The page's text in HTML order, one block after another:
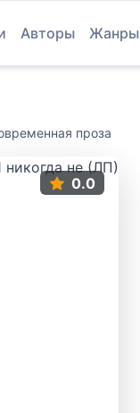
Авторы Жанры
проза
0.0